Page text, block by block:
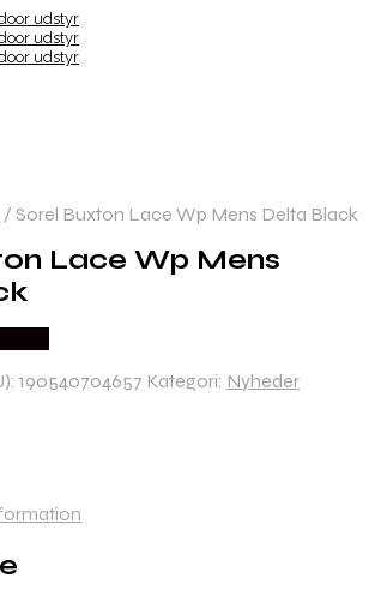
/ Sorel Buxton Lace Wp Mens Delta Black
Lace Wp Mens
190540704657 Kategori: Nyheder